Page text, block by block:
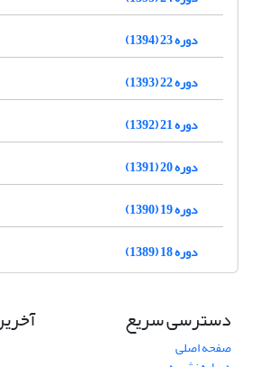
دوره 23 (1394)
دوره 22 (1393)
دوره 21 (1392)
دوره 20 (1391)
دوره 19 (1390)
دوره 18 (1389)
دسترسی سریع
صفحه اصلی